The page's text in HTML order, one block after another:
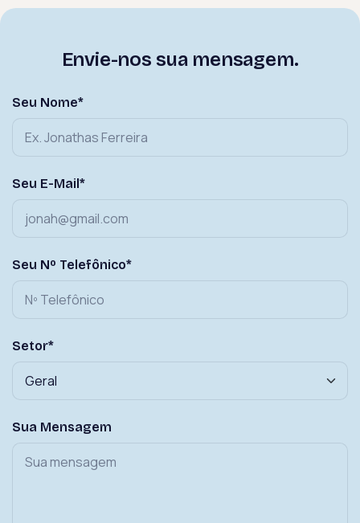
Envie-nos sua mensagem.
Seu Nome*
Seu E-Mail*
Seu Nº Telefônico*
Setor*
Sua Mensagem